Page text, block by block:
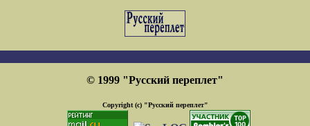
© 1999 "Русский переплет"
Copyright (c) "Русский переплет"